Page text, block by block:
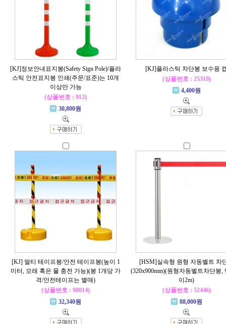
[KJ]정보안내표지봉(Safety Sign Pole)/플라
스틱 안전표지봉 인쇄(주문/표준)는 10개
이상만 가능
(상품번호 : 912)
30,800원
[KJ]플라스틱 차단봉 보수용
(상품번호 : 25318)
4,400원
[KJ] 멀티 테이프봉/안전 테이프봉(높이 1
미터, 모래 혹은 물 충전 가능)(봉 1개당 가
격/안전테이프는 별매)
(상품번호 : 98014)
32,340원
[HSM]실속형 원형 자동벨트 차
(320x900mm)(원형자동벨트차단봉,
이2m)
(상품번호 : 52446)
88,000원